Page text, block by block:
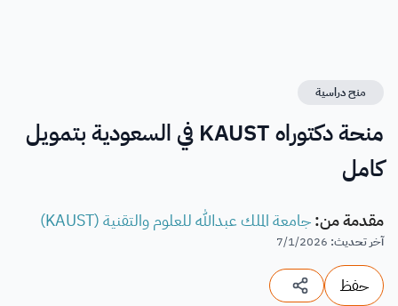
منح دراسية
منحة دكتوراه KAUST في السعودية بتمويل
كامل
مقدمة من:جامعة الملك عبدالله للعلوم والتقنية (KAUST)
آخر تحديث:
7/1/2026
حفظ